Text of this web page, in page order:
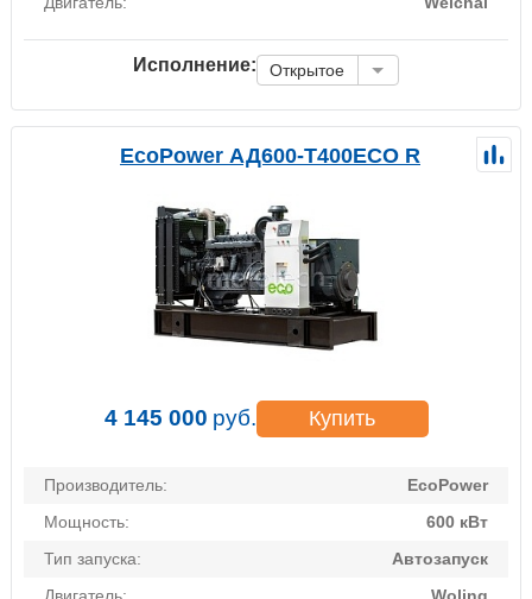
Исполнение: Открытое
EcoPower АД600-T400ECO R
4 145 000 руб. Купить
Производитель:
EcoPower
Мощность:
600 кВт
Тип запуска:
Автозапуск
Двигатель:
Woling